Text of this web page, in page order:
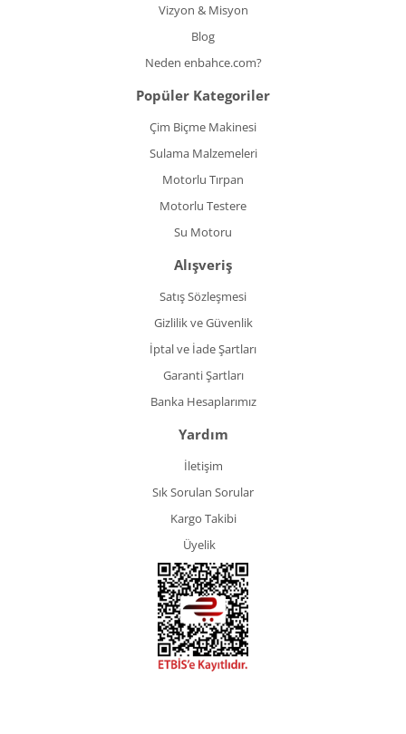
Vizyon & Misyon
Blog
Neden enbahce.com?
Popüler Kategoriler
Çim Biçme Makinesi
Sulama Malzemeleri
Motorlu Tırpan
Motorlu Testere
Su Motoru
Alışveriş
Satış Sözleşmesi
Gizlilik ve Güvenlik
İptal ve İade Şartları
Garanti Şartları
Banka Hesaplarımız
Yardım
İletişim
Sık Sorulan Sorular
Kargo Takibi
Üyelik